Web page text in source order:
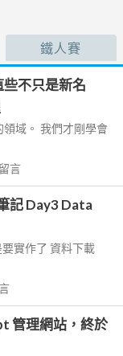
鐵人賽
不只是新名
域。 我們才剛學會
言
記 Day3 Data
實作了 資料下載
管理網站，終於